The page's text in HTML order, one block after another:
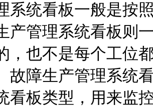
系统看板一般是按
产管理系统看板则
，也不是每个工位
故障生产管理系统
看板类型，用来监